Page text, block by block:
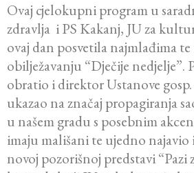
Ovaj cjelokupni program u
zdravlja i PS Kakanj, JU za
ovaj dan posvetila najmlađima
obilježavanju “Dječije nedjelje”.
obratio i direktor Ustanove
ukazao na značaj propagiranja
u našem gradu s posebnim
imaju mališani te ujedno najavio
novoj pozorišnoj predstavi “Pazi